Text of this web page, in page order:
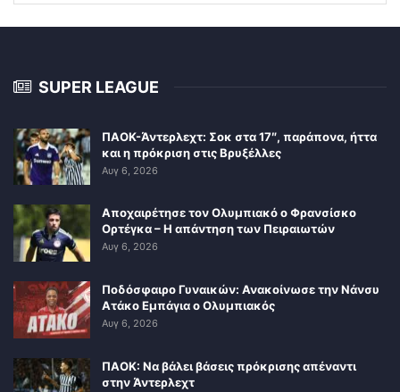
SUPER LEAGUE
ΠΑΟΚ-Άντερλεχτ: Σοκ στα 17″, παράπονα, ήττα
και η πρόκριση στις Βρυξέλλες
Αυγ 6, 2026
Αποχαιρέτησε τον Ολυμπιακό ο Φρανσίσκο
Ορτέγκα – Η απάντηση των Πειραιωτών
Αυγ 6, 2026
Ποδόσφαιρο Γυναικών: Ανακοίνωσε την Νάνσυ
Ατάκο Εμπάγια ο Ολυμπιακός
Αυγ 6, 2026
ΠΑΟΚ: Να βάλει βάσεις πρόκρισης απέναντι
στην Άντερλεχτ